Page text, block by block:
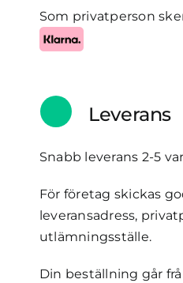
Som privatperson
Leverans
Snabb leverans 2-5
För företag skickas
leveransadress,
utlämningsställe.
Din beställning går